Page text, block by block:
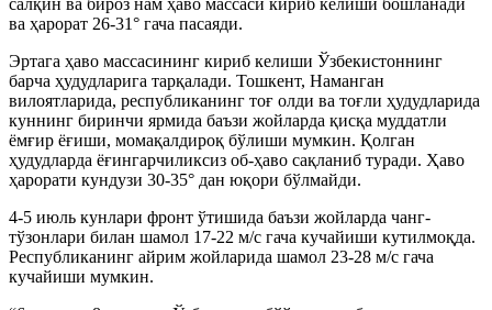
ва ҳарорат 26-31° гача пасаяди.
Эртага ҳаво массасининг кириб келиши Ўзбекистоннинг
барча ҳудудларига тарқалади. Тошкент, Наманган
вилоятларида, республиканинг тоғ олди ва тоғли ҳудудларида
куннинг биринчи ярмида баъзи жойларда қисқа муддатли
ёмғир ёғиши, момақалдироқ бўлиши мумкин. Қолган
ҳудудларда ёғингарчиликсиз об-ҳаво сақланиб туради. Ҳаво
ҳарорати кундузи 30-35° дан юқори бўлмайди.
4-5 июль кунлари фронт ўтишида баъзи жойларда чанг-
тўзонлари билан шамол 17-22 м/с гача кучайиши кутилмоқда.
Республиканинг айрим жойларида шамол 23-28 м/с гача
кучайиши мумкин.